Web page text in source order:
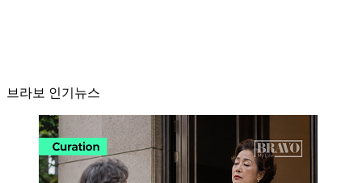
브라보 인기뉴스